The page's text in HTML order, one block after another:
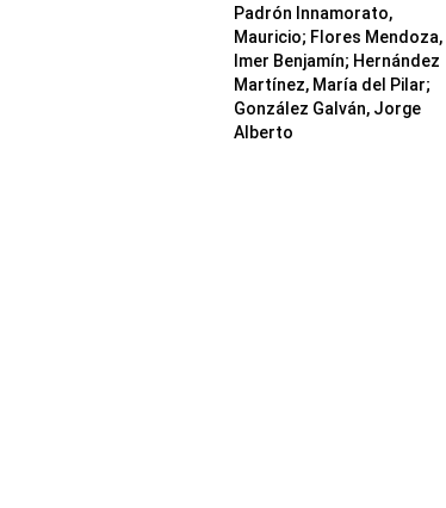
Padrón Innamorato,
Mauricio; Flores Mendoza,
Imer Benjamín; Hernández
Martínez, María del Pilar;
González Galván, Jorge
Alberto